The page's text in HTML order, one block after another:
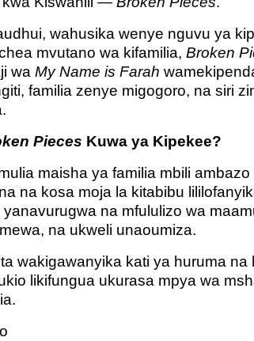
wahusika wenye nguvu ya
mvutano wa kifamilia, Broken
wa My Name is Farah
familia zenye migogoro, na siri
Pieces Kuwa ya Kipekee?
maisha ya familia mbili
na kosa moja la kitabibu
na mfululizo wa
na ukweli unaoumiza.
wakigawanyika kati ya huruma na
likifungua ukurasa mpya wa